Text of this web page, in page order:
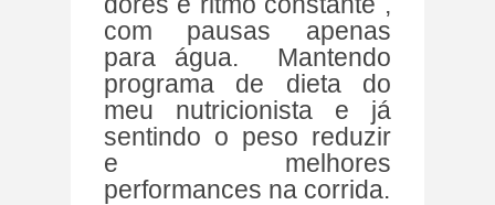
com pausas apenas
para água. Mantendo
programa de dieta do
meu nutricionista e já
sentindo o peso reduzir
e melhores
performances na corrida.